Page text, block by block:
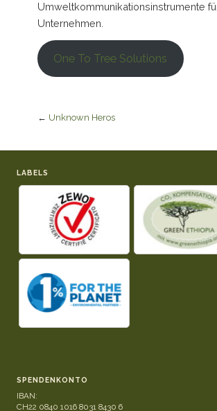
Umweltkommunikationsinstrumente
Unternehmen.
One To Tree Solutions
← Unknown Heros
LABELS
SPENDENKONTO
IBAN:
CH22 0840 1016 8031 8430 6